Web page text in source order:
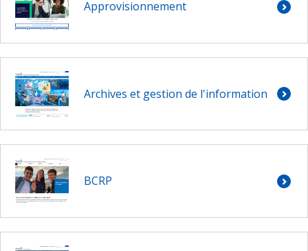
Approvisionnement
Archives et gestion de l'information
BCRP